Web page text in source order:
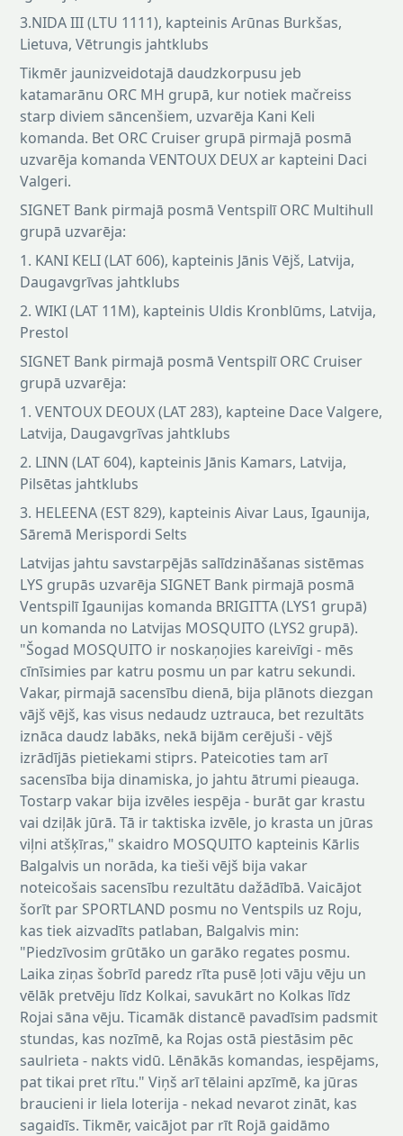
3.NIDA III (LTU 1111), kapteinis Arūnas Burkšas,
Lietuva, Vētrungis jahtklubs
Tikmēr jaunizveidotajā daudzkorpusu jeb
katamarānu ORC MH grupā, kur notiek mačreiss
starp diviem sāncenšiem, uzvarēja Kani Keli
komanda. Bet ORC Cruiser grupā pirmajā posmā
uzvarēja komanda VENTOUX DEUX ar kapteini Daci
Valgeri.
SIGNET Bank pirmajā posmā Ventspilī ORC Multihull
grupā uzvarēja:
1. KANI KELI (LAT 606), kapteinis Jānis Vējš, Latvija,
Daugavgrīvas jahtklubs
2. WIKI (LAT 11M), kapteinis Uldis Kronblūms, Latvija,
Prestol
SIGNET Bank pirmajā posmā Ventspilī ORC Cruiser
grupā uzvarēja:
1. VENTOUX DEOUX (LAT 283), kapteine Dace Valgere,
Latvija, Daugavgrīvas jahtklubs
2. LINN (LAT 604), kapteinis Jānis Kamars, Latvija,
Pilsētas jahtklubs
3. HELEENA (EST 829), kapteinis Aivar Laus, Igaunija,
Sāremā Merispordi Selts
Latvijas jahtu savstarpējās salīdzināšanas sistēmas
LYS grupās uzvarēja SIGNET Bank pirmajā posmā
Ventspilī Igaunijas komanda BRIGITTA (LYS1 grupā)
un komanda no Latvijas MOSQUITO (LYS2 grupā).
"Šogad MOSQUITO ir noskaņojies kareivīgi - mēs
cīnīsimies par katru posmu un par katru sekundi.
Vakar, pirmajā sacensību dienā, bija plānots diezgan
vājš vējš, kas visus nedaudz uztrauca, bet rezultāts
iznāca daudz labāks, nekā bijām cerējuši - vējš
izrādījās pietiekami stiprs. Pateicoties tam arī
sacensība bija dinamiska, jo jahtu ātrumi pieauga.
Tostarp vakar bija izvēles iespēja - burāt gar krastu
vai dziļāk jūrā. Tā ir taktiska izvēle, jo krasta un jūras
viļni atšķīras," skaidro MOSQUITO kapteinis Kārlis
Balgalvis un norāda, ka tieši vējš bija vakar
noteicošais sacensību rezultātu dažādībā. Vaicājot
šorīt par SPORTLAND posmu no Ventspils uz Roju,
kas tiek aizvadīts patlaban, Balgalvis min:
"Piedzīvosim grūtāko un garāko regates posmu.
Laika ziņas šobrīd paredz rīta pusē ļoti vāju vēju un
vēlāk pretvēju līdz Kolkai, savukārt no Kolkas līdz
Rojai sāna vēju. Ticamāk distancē pavadīsim padsmit
stundas, kas nozīmē, ka Rojas ostā piestāsim pēc
saulrieta - nakts vidū. Lēnākās komandas, iespējams,
pat tikai pret rītu." Viņš arī tēlaini apzīmē, ka jūras
braucieni ir liela loterija - nekad nevarot zināt, kas
sagaidīs. Tikmēr, vaicājot par rīt Rojā gaidāmo